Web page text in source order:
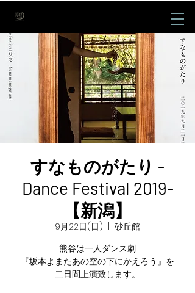
すなものがたり -
Dance Festival 2019-
【新潟】
9月22日(日)
砂丘館
熊谷は一人ダンス劇
『坂本よまたあの空の下にかえろう』を
二日間上演致します。